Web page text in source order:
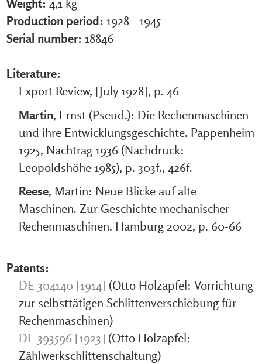
Production period: 1928 - 1945
Serial number: 18846
Literature:
Export Review, [July 1928], p. 46
Martin, Ernst (Pseud.): Die Rechenmaschinen
und ihre Entwicklungsgeschichte. Pappenheim
1925, Nachtrag 1936 (Nachdruck:
Leopoldshöhe 1985), p. 303f., 426f.
Reese, Martin: Neue Blicke auf alte
Maschinen. Zur Geschichte mechanischer
Rechenmaschinen. Hamburg 2002, p. 60-66
Patents:
DE 304140 [1914] (Otto Holzapfel: Vorrichtung
zur selbsttätigen Schlittenverschiebung für
Rechenmaschinen)
DE 393596 [1923] (Otto Holzapfel:
Zählwerkschlittenschaltung)